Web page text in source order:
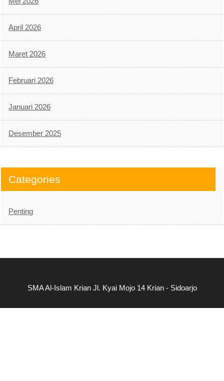
April 2026
Maret 2026
Februari 2026
Januari 2026
Desember 2025
Categories
Penting
SMA Al-Islam Krian Jl. Kyai Mojo 14 Krian - Sidoarjo